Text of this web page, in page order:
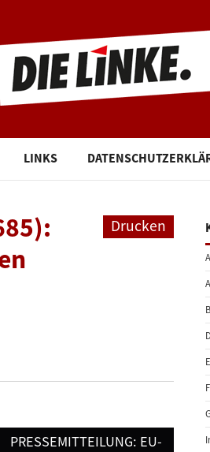
LINKS
Drucken
PRESSEMITTEILUNG: EU-